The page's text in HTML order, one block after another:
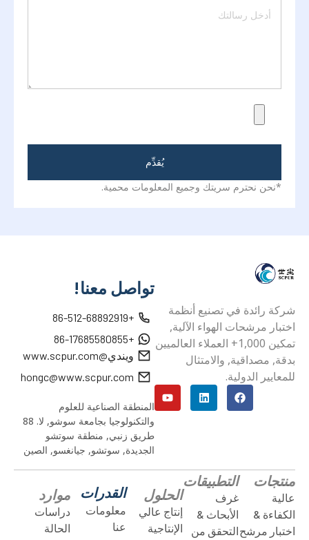
يُقدِّم
*نحن نحترم سريتك وجميع المعلومات محمية.
شركة رائدة في تصنيع أنظمة
اختبار مرشحات الهواء الآلية,
تمكين 1,000+ العملاء العالميين
بدقة, مصداقية, والامتثال
للمعايير الدولية.
تواصل معنا!
+86-512-68892919
+86-17685580855
ويندي@www.scpur.com
hongc@www.scpur.com
المنطقة الصناعية للعلوم
والتكنولوجيا بجامعة سوشو, لا. 88
طريق زنبي, منطقة سوتشو
الجديدة, سوتشو, جيانغسو, الصين
منتجات
عالية
الكفاءة &
اختبار مرشح
التطبيقات
غرف
الأبحاث &
التحقق من
الحلول
إنتاج عالي
الإنتاجية
القدرات
معلومات
عنا
موارد
دراسات
الحالة